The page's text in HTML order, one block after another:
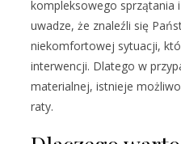
kompleksowego sprzątania
uwadze, że znaleźli się
niekomfortowej sytuacji,
interwencji. Dlatego w
materialnej, istnieje
raty.